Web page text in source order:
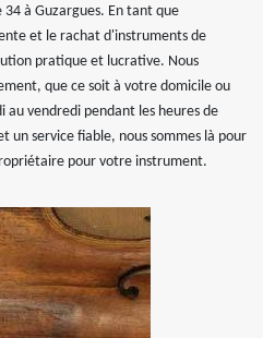
34 à Guzargues. En tant que
et le rachat d'instruments de
pratique et lucrative. Nous
que ce soit à votre domicile ou
au vendredi pendant les heures de
un service fiable, nous sommes là pour
pour votre instrument.